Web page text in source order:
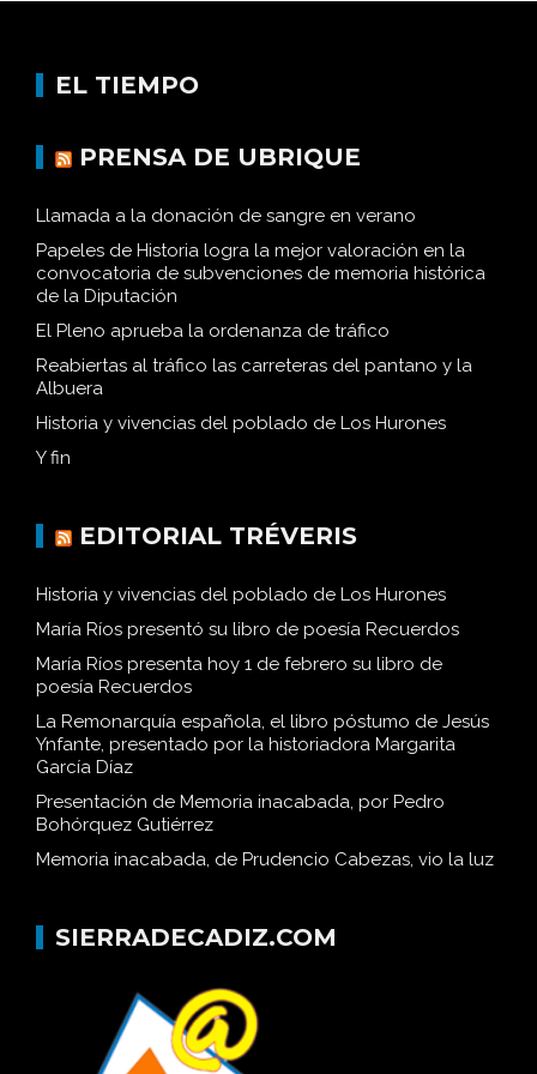
EL TIEMPO
PRENSA DE UBRIQUE
Llamada a la donación de sangre en verano
Papeles de Historia logra la mejor valoración en la
convocatoria de subvenciones de memoria histórica
de la Diputación
El Pleno aprueba la ordenanza de tráfico
Reabiertas al tráfico las carreteras del pantano y la
Albuera
Historia y vivencias del poblado de Los Hurones
Y fin
EDITORIAL TRÉVERIS
Historia y vivencias del poblado de Los Hurones
María Ríos presentó su libro de poesía Recuerdos
María Ríos presenta hoy 1 de febrero su libro de
poesía Recuerdos
La Remonarquía española, el libro póstumo de Jesús
Ynfante, presentado por la historiadora Margarita
García Díaz
Presentación de Memoria inacabada, por Pedro
Bohórquez Gutiérrez
Memoria inacabada, de Prudencio Cabezas, vio la luz
SIERRADECADIZ.COM